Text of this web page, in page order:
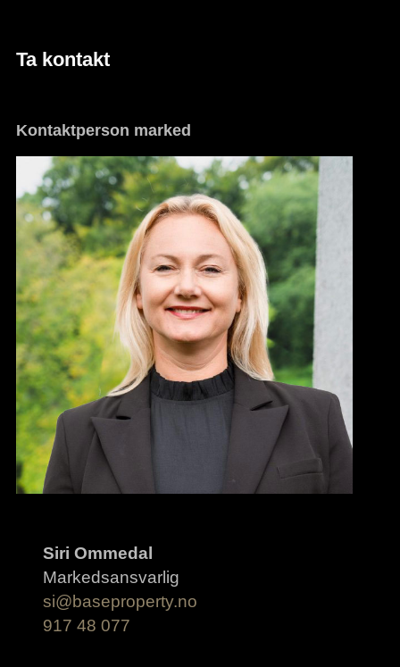
Ta kontakt
Kontaktperson marked
Siri Ommedal
Markedsansvarlig
si@baseproperty.no
917 48 077